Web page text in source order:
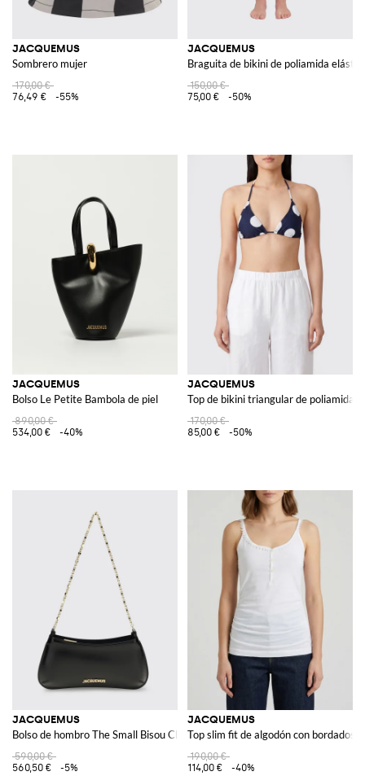
JACQUEMUS
Sombrero mujer
170,00 €
76,49 €
-55%
JACQUEMUS
Braguita de bikini de poliamida
150,00 €
75,00 €
-50%
JACQUEMUS
Bolso Le Petite Bambola de piel
890,00 €
534,00 €
-40%
JACQUEMUS
Top de bikini triangular de poliamida
170,00 €
85,00 €
-50%
JACQUEMUS
Bolso de hombro The Small Bisou Chaine de piel
590,00 €
560,50 €
-5%
JACQUEMUS
Top slim fit de algodón con bordados
190,00 €
114,00 €
-40%